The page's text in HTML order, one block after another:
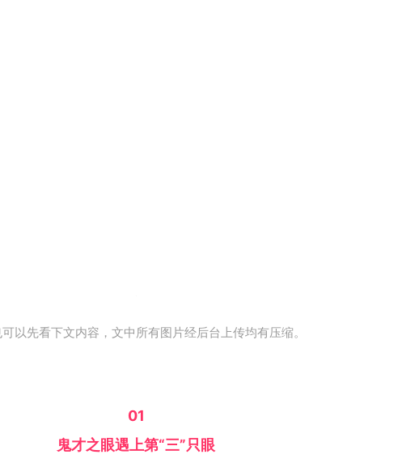
以先看下文内容，文中所有图片经后台上传均有压缩。
01
鬼才之眼遇上第“三”只眼